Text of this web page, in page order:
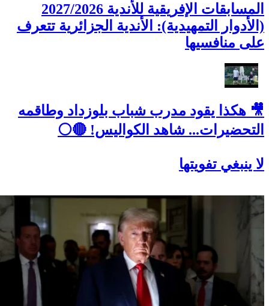
المسابقات الإفريقية للأندية 2027/2026
(الأدوار التمهيدية): الأندية الجزائرية تتعرف
على منافسيها
🎥 هكذا يقود مدرب شباب بلوزداد وطاقمه
التحضيرات... شاهد الكواليس! 🔴⚪
لا ينبغي تفويتها